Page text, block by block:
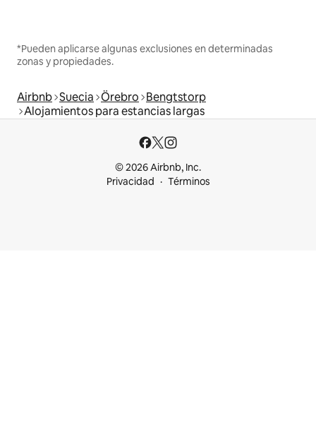
*Pueden aplicarse algunas exclusiones en determinadas
zonas y propiedades.
Airbnb Suecia Örebro Bengtstorp
Alojamientos para estancias largas
© 2026 Airbnb, Inc.
Privacidad
Términos